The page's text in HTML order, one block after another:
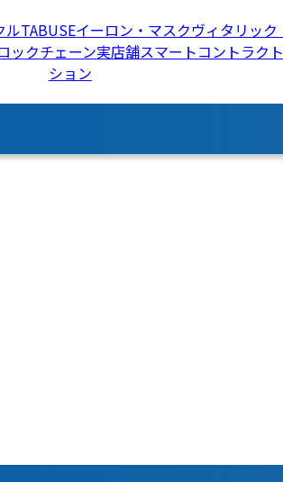
ルTABUSEイーロン・マスクヴィタリッ
ックチェーン実店舗スマートコントラクト
ション